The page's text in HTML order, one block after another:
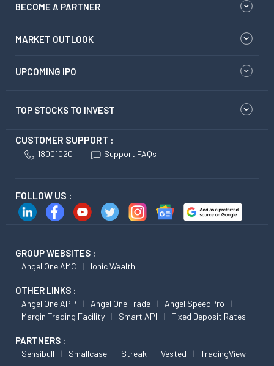
BECOME A PARTNER
MARKET OUTLOOK
UPCOMING IPO
TOP STOCKS TO INVEST
CUSTOMER SUPPORT :
18001020 Support FAQs
FOLLOW US :
GROUP WEBSITES :
Angel One AMC Ionic Wealth
OTHER LINKS :
Angel One APP Angel One Trade
Angel SpeedPro
Margin Trading Facility
Smart API Fixed Deposit Rates
PARTNERS :
Sensibull Smallcase Streak Vested TradingView